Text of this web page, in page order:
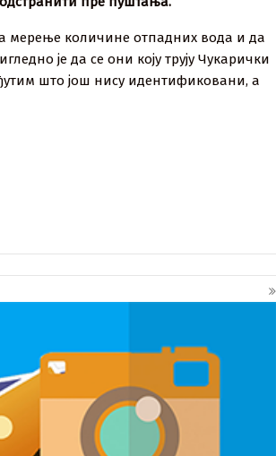
мерење количине отпадних вода и да
је да се они коју трују Чукарички
што још нису идентификовани, а